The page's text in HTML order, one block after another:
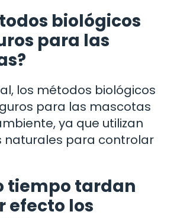
biológicos
para las
los métodos biológicos
para las mascotas
ya que utilizan
naturales para controlar
tiempo tardan
efecto los